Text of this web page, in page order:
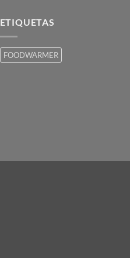
ETIQUETAS
FOODWARMER